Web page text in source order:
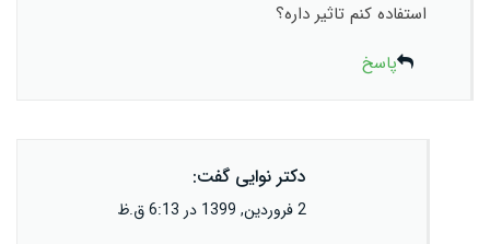
استفاده کنم تاثیر داره؟
پاسخ
دکتر نوایی گفت:
2 فروردین, 1399 در 6:13 ق.ظ